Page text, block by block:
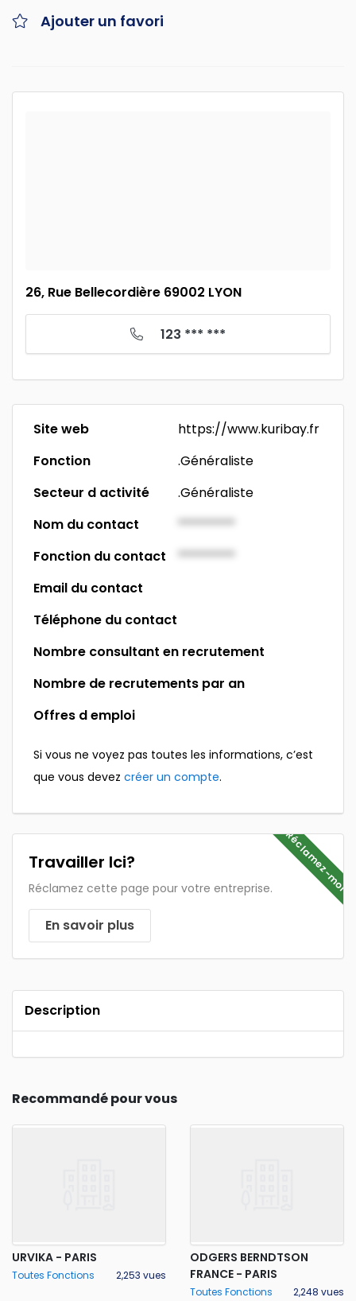
Ajouter un favori
26, Rue Bellecordière 69002 LYON
123 *** ***
Site web
https://www.kuribay.fr
Fonction
.Généraliste
Secteur d activité
.Généraliste
Nom du contact
*********
Fonction du contact
*********
Email du contact
Téléphone du contact
Nombre consultant en recrutement
Nombre de recrutements par an
Offres d emploi
Si vous ne voyez pas toutes les informations, c’est
que vous devez créer un compte.
Réclamez-moi
Travailler Ici?
Réclamez cette page pour votre entreprise.
En savoir plus
Description
Recommandé pour vous
URVIKA - PARIS
Toutes Fonctions 2,253 vues
ODGERS BERNDTSON
FRANCE - PARIS
Toutes Fonctions 2,248 vues